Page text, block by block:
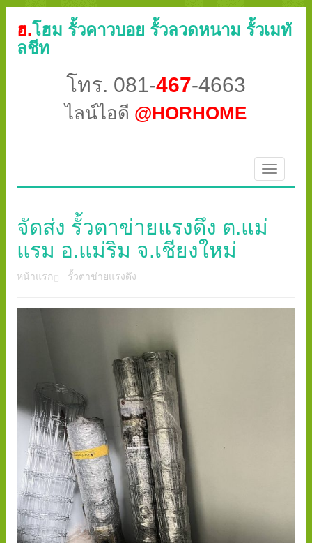
ฮ.โฮม รั้วคาวบอย รั้วลวดหนาม รั้วเมทั
ลชีท
โทร. 081-467-4663
ไลน์ไอดี @HORHOME
Toggle
จัดส่ง รั้วตาข่ายแรงดึง ต.แม่
แรม อ.แม่ริม จ.เชียงใหม่
หน้าแรก รั้วตาข่ายแรงดึง